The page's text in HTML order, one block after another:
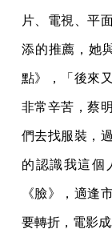
片、電視、平
添的推薦，她
點》，「後來
非常辛苦，蔡
們去找服裝，
的認識我這個
《臉》，適逢
要轉折，電影